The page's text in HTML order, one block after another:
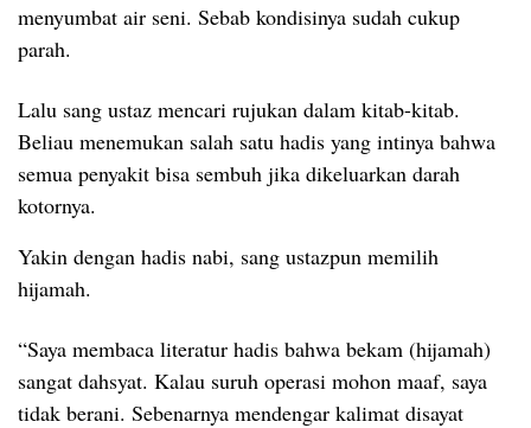
menyumbat air seni. Sebab kondisinya sudah cukup
parah.
Lalu sang ustaz mencari rujukan dalam kitab-kitab.
Beliau menemukan salah satu hadis yang intinya bahwa
semua penyakit bisa sembuh jika dikeluarkan darah
kotornya.
Yakin dengan hadis nabi, sang ustazpun memilih
hijamah.
“Saya membaca literatur hadis bahwa bekam (hijamah)
sangat dahsyat. Kalau suruh operasi mohon maaf, saya
tidak berani. Sebenarnya mendengar kalimat disayat